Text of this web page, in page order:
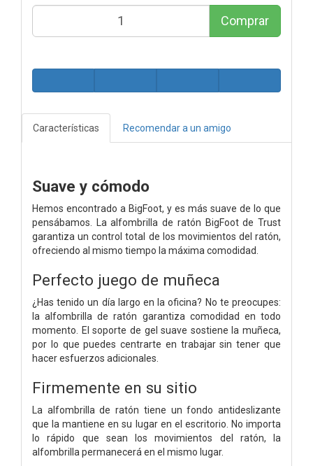
Comprar
Características Recomendar a un amigo
Suave y cómodo
Hemos encontrado a BigFoot, y es más suave de lo que
pensábamos. La alfombrilla de ratón BigFoot de Trust
garantiza un control total de los movimientos del ratón,
ofreciendo al mismo tiempo la máxima comodidad.
Perfecto juego de muñeca
¿Has tenido un día largo en la oficina? No te preocupes:
la alfombrilla de ratón garantiza comodidad en todo
momento. El soporte de gel suave sostiene la muñeca,
por lo que puedes centrarte en trabajar sin tener que
hacer esfuerzos adicionales.
Firmemente en su sitio
La alfombrilla de ratón tiene un fondo antideslizante
que la mantiene en su lugar en el escritorio. No importa
lo rápido que sean los movimientos del ratón, la
alfombrilla permanecerá en el mismo lugar.